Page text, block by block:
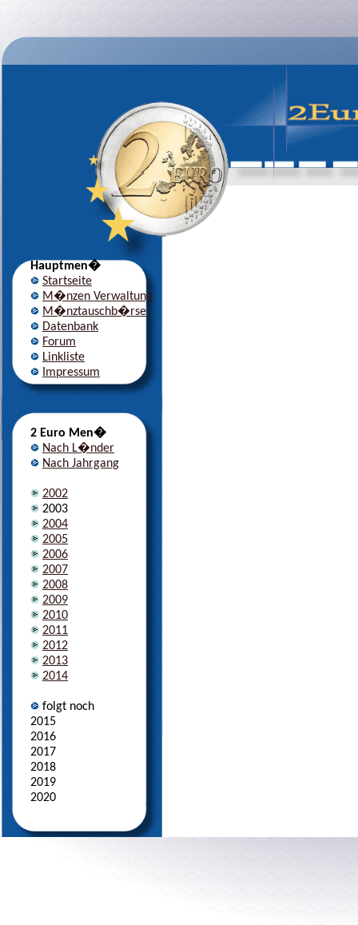
Hauptmen�
Startseite
M�nzen Verwaltung
M�nztauschb�rse
Datenbank
Forum
Linkliste
Impressum
2 Euro Men�
Nach L�nder
Nach Jahrgang
2002
2003
2004
2005
2006
2007
2008
2009
2010
2011
2012
2013
2014
folgt noch
2015
2016
2017
2018
2019
2020